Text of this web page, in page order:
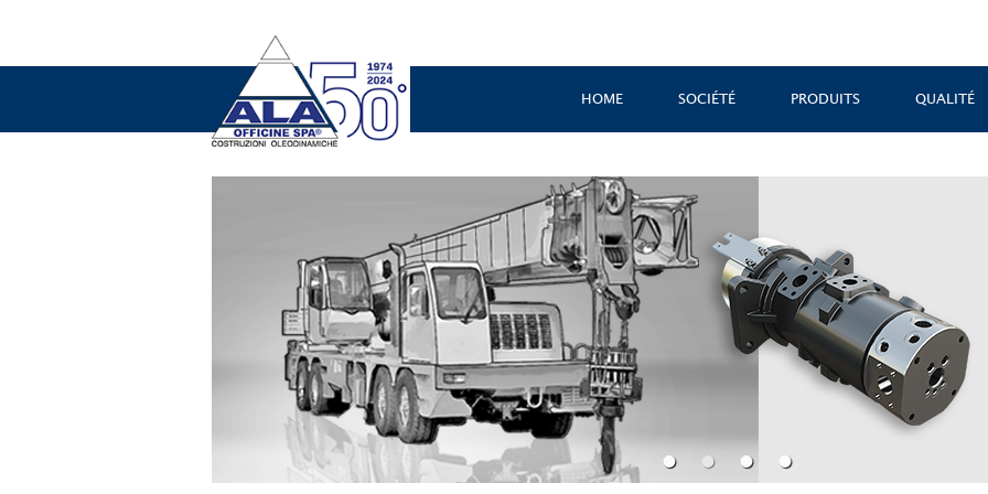
QUALITÉ
PRODUITS
SOCIÉTÉ
HOME